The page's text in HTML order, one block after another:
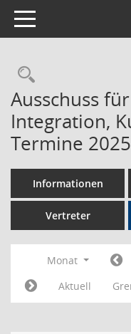
Toggle navigation
Ausschuss
Integration,
Termine 2025
Informationen
Vertreter
Monat
Aktuell